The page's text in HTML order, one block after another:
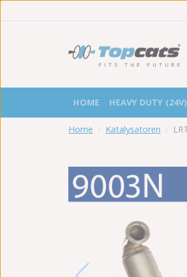
HOME HEAVY DUTY (24V)
Home Katalysatoren